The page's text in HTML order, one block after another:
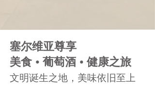
塞尔维亚尊享
美食 • 葡萄酒 • 健康之旅
文明诞生之地，美味依旧至上